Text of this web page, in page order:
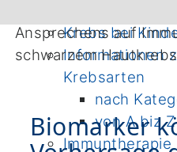
Krebs bei
Informationen
Krebsarten
nach
von A biz Z
Immuntherapie
Ansprechens auf
schwarzem
Biomarker